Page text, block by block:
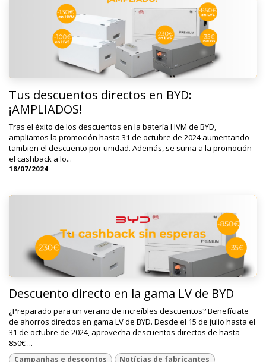
Tus descuentos directos en BYD:
¡AMPLIADOS!
Tras el éxito de los descuentos en la batería HVM de BYD,
ampliamos la promoción hasta 31 de octubre de 2024 aumentando
tambien el descuento por unidad. Además, se suma a la promoción
el cashback a lo...
18/07/2024
Descuento directo en la gama LV de BYD
¿Preparado para un verano de increíbles descuentos? Benefíciate
de ahorros directos en gama LV de BYD. Desde el 15 de julio hasta el
31 de octubre de 2024, aprovecha descuentos directos de hasta
850€ ...
Campanhas e descontos Notícias de fabricantes